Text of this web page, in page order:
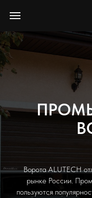
Ворота ALUTECH
рынке России.
пользуются